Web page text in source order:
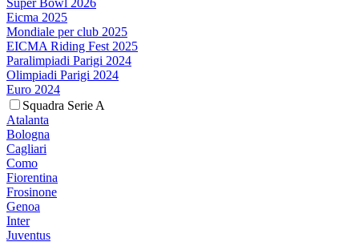
Super Bowl 2026
Eicma 2025
Mondiale per club 2025
EICMA Riding Fest 2025
Paralimpiadi Parigi 2024
Olimpiadi Parigi 2024
Euro 2024
Squadra Serie A
Atalanta
Bologna
Cagliari
Como
Fiorentina
Frosinone
Genoa
Inter
Juventus